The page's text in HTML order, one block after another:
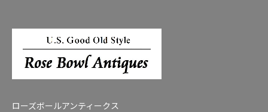
ローズボールアンティークス